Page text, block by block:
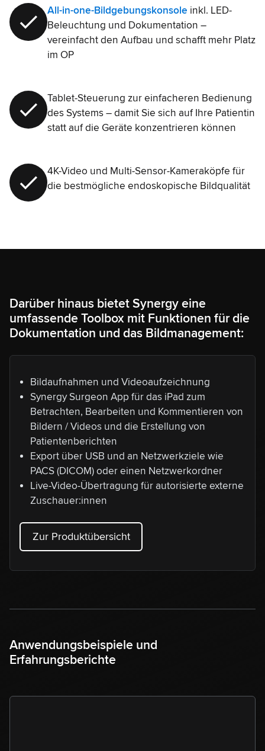
All-in-one-Bildgebungskonsole inkl. LED-
Beleuchtung und Dokumentation –
vereinfacht den Aufbau und schafft mehr Platz
im OP
Tablet-Steuerung zur einfacheren Bedienung
des Systems – damit Sie sich auf Ihre Patientin
statt auf die Geräte konzentrieren können
4K-Video und Multi-Sensor-Kameraköpfe für
die bestmögliche endoskopische Bildqualität
Darüber hinaus bietet Synergy eine
umfassende Toolbox mit Funktionen für die
Dokumentation und das Bildmanagement:
Bildaufnahmen und Videoaufzeichnung
Synergy Surgeon App für das iPad zum
Betrachten, Bearbeiten und Kommentieren von
Bildern / Videos und die Erstellung von
Patientenberichten
Export über USB und an Netzwerkziele wie
PACS (DICOM) oder einen Netzwerkordner
Live-Video-Übertragung für autorisierte externe
Zuschauer:innen
Zur Produktübersicht
Anwendungsbeispiele und
Erfahrungsberichte